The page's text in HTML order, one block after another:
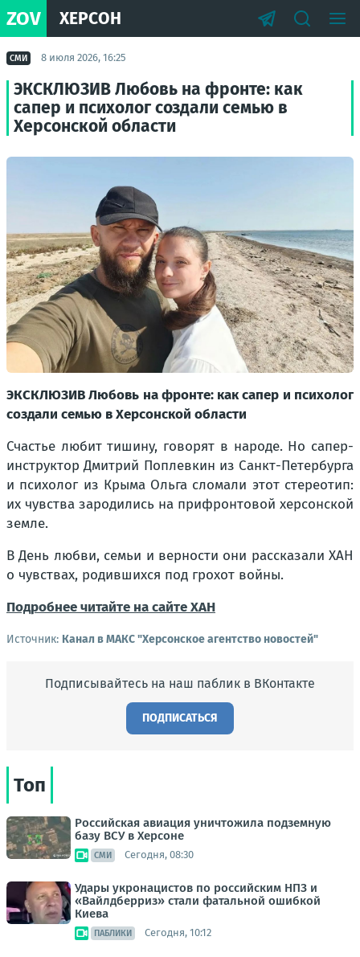
ZOV ХЕРСОН
СМИ 8 июля 2026, 16:25
ЭКСКЛЮЗИВ Любовь на фронте: как
сапер и психолог создали семью в
Херсонской области
ЭКСКЛЮЗИВ Любовь на фронте: как сапер и психолог
создали семью в Херсонской области
Счастье любит тишину, говорят в народе. Но сапер-
инструктор Дмитрий Поплевкин из Санкт-Петербурга
и психолог из Крыма Ольга сломали этот стереотип:
их чувства зародились на прифронтовой херсонской
земле.
В День любви, семьи и верности они рассказали ХАН
о чувствах, родившихся под грохот войны.
Подробнее читайте на сайте ХАН
Источник: Канал в МАКС "Херсонское агентство новостей"
Подписывайтесь на наш паблик в ВКонтакте
ПОДПИСАТЬСЯ
Топ
Российская авиация уничтожила подземную
базу ВСУ в Херсоне
СМИ Сегодня, 08:30
Удары укронацистов по российским НПЗ и
«Вайлдберриз» стали фатальной ошибкой
Киева
ПАБЛИКИ Сегодня, 10:12